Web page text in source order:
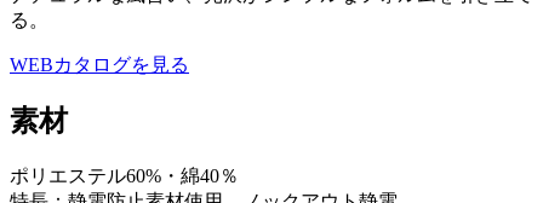
る。
WEBカタログを見る
素材
ポリエステル60%・綿40％